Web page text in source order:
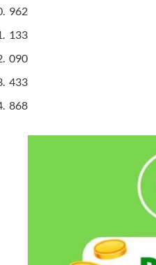
962
133
090
433
868